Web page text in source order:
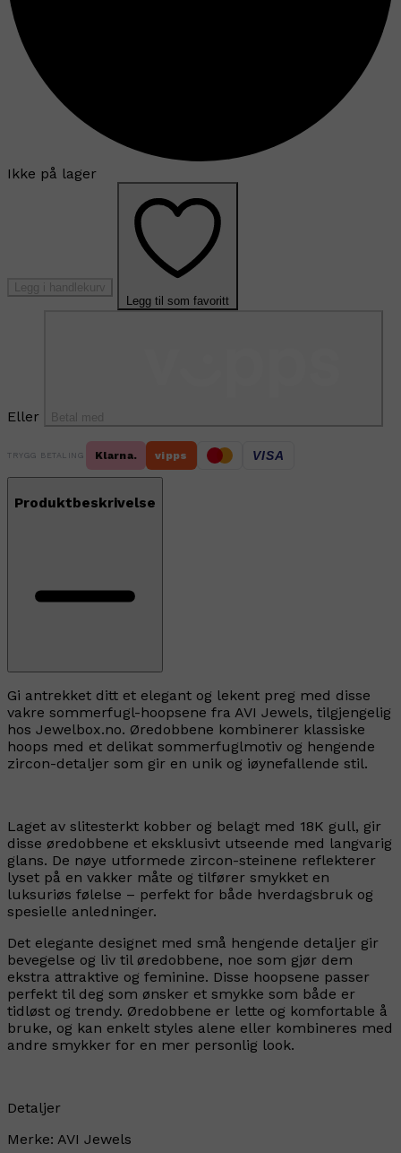
Ikke på lager
Legg i handlekurv
Legg til som favoritt
Eller Betal med
TRYGG BETALING Klarna. vipps VISA
Produktbeskrivelse
Gi antrekket ditt et elegant og lekent preg med disse
vakre sommerfugl-hoopsene fra AVI Jewels, tilgjengelig
hos Jewelbox.no. Øredobbene kombinerer klassiske
hoops med et delikat sommerfuglmotiv og hengende
zircon-detaljer som gir en unik og iøynefallende stil.
Laget av slitesterkt kobber og belagt med 18K gull, gir
disse øredobbene et eksklusivt utseende med langvarig
glans. De nøye utformede zircon-steinene reflekterer
lyset på en vakker måte og tilfører smykket en
luksuriøs følelse – perfekt for både hverdagsbruk og
spesielle anledninger.
Det elegante designet med små hengende detaljer gir
bevegelse og liv til øredobbene, noe som gjør dem
ekstra attraktive og feminine. Disse hoopsene passer
perfekt til deg som ønsker et smykke som både er
tidløst og trendy. Øredobbene er lette og komfortable å
bruke, og kan enkelt styles alene eller kombineres med
andre smykker for en mer personlig look.
Detaljer
Merke: AVI Jewels